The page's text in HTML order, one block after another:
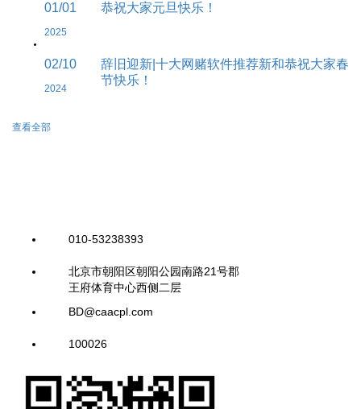
01/01
2025
恭祝大家元旦快乐！
02/10
2024
辞旧迎新|十大网赌软件推荐新和恭祝大家春
节快乐！
查看全部
010-53238393
北京市朝阳区朝阳公园南路21号郡
王府体育中心西侧二层
BD@caacpl.com
100026